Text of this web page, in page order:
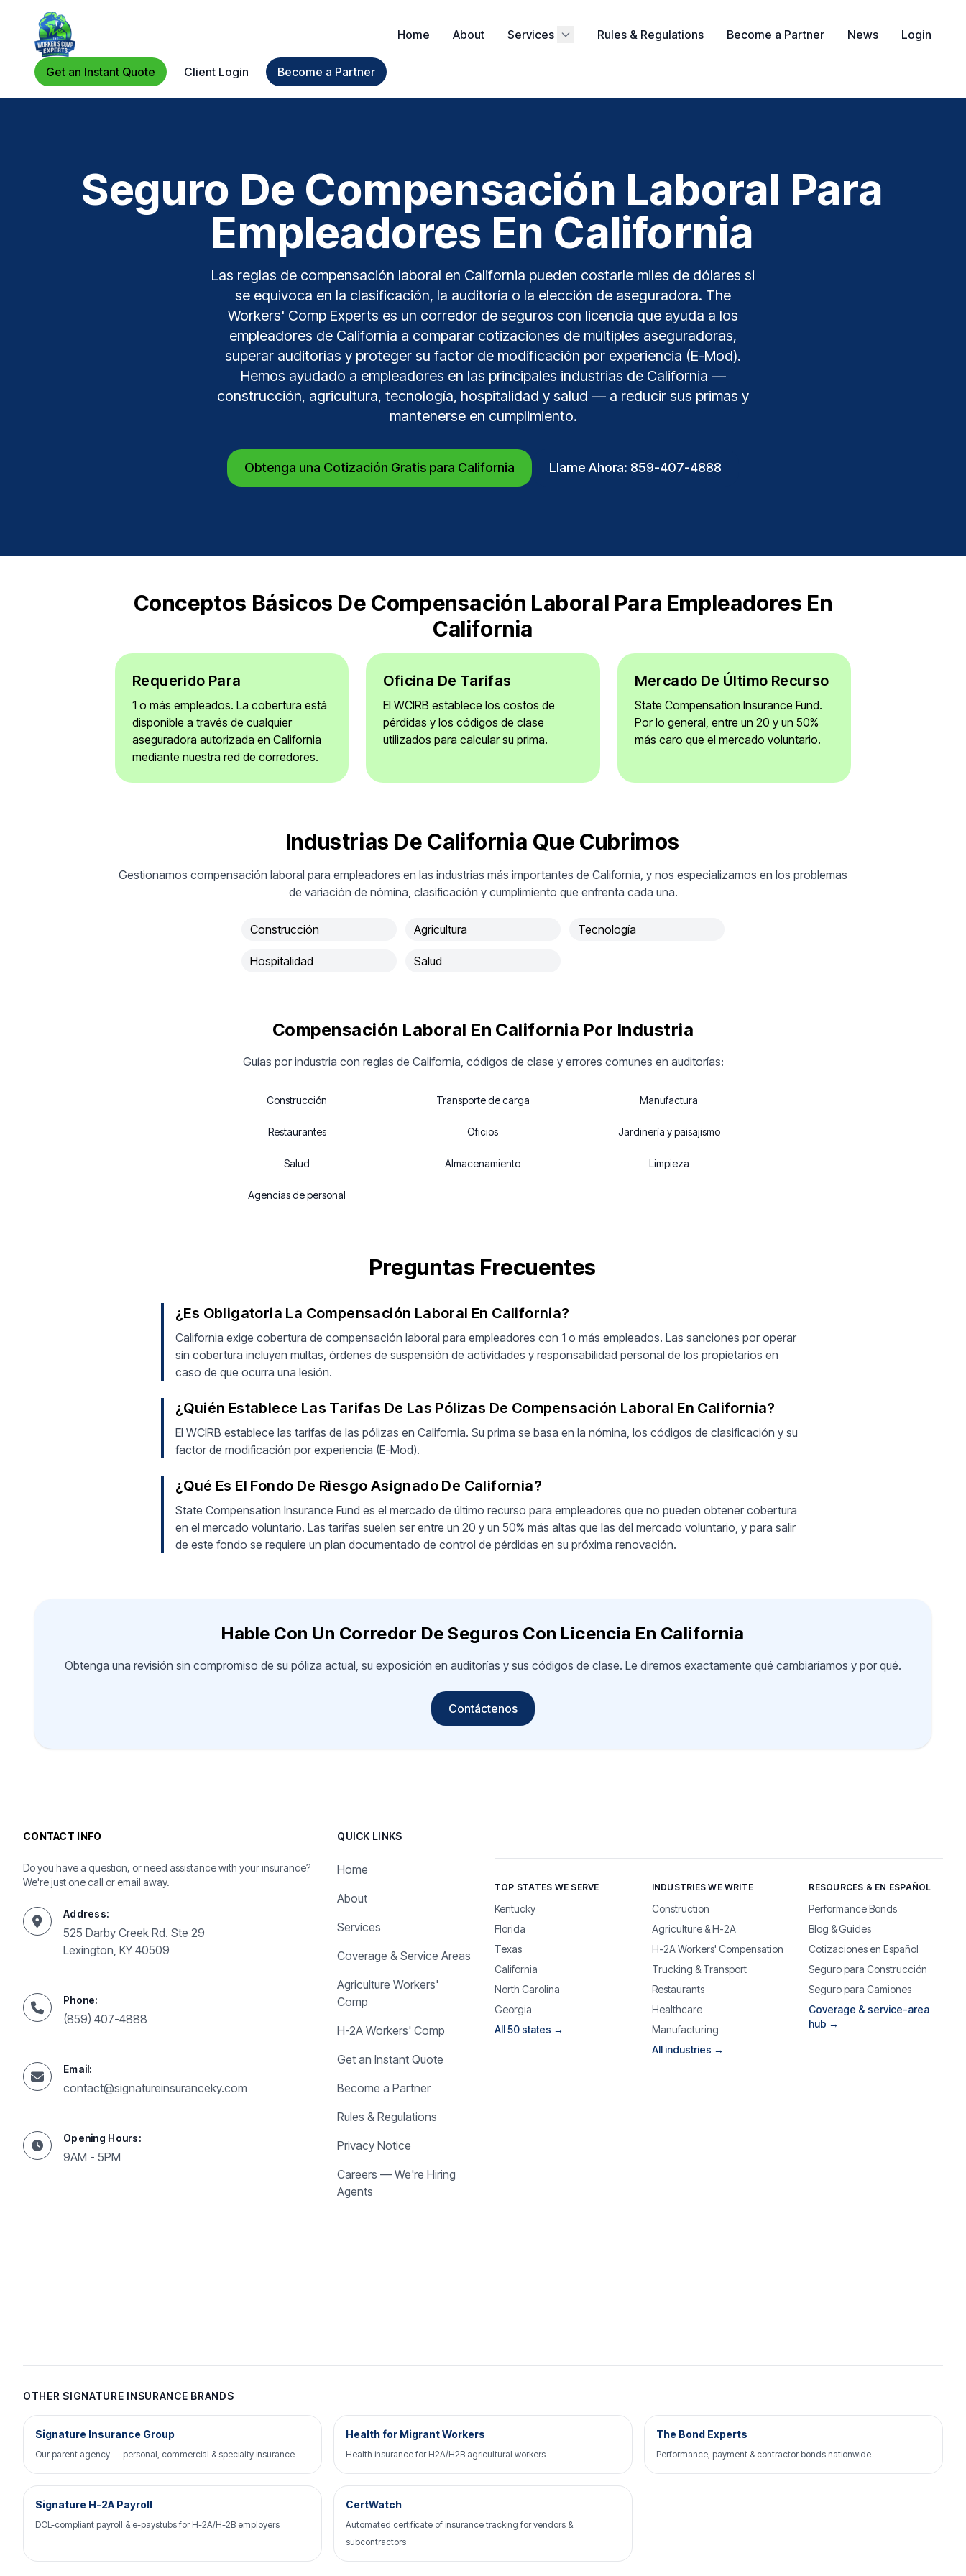
Get an Instant Quote Client Login Become a Partner
Home About Services Rules & Regulations Become a Partner News Login
Seguro De Compensación Laboral Para
Empleadores En California
Las reglas de compensación laboral en California pueden costarle miles de dólares si
se equivoca en la clasificación, la auditoría o la elección de aseguradora. The
Workers' Comp Experts es un corredor de seguros con licencia que ayuda a los
empleadores de California a comparar cotizaciones de múltiples aseguradoras,
superar auditorías y proteger su factor de modificación por experiencia (E-Mod).
Hemos ayudado a empleadores en las principales industrias de California —
construcción, agricultura, tecnología, hospitalidad y salud — a reducir sus primas y
mantenerse en cumplimiento.
Obtenga una Cotización Gratis para California Llame Ahora: 859-407-4888
Conceptos Básicos De Compensación Laboral Para Empleadores En
California
Requerido Para
1 o más empleados. La cobertura está
disponible a través de cualquier
aseguradora autorizada en California
mediante nuestra red de corredores.
Oficina De Tarifas
El WCIRB establece los costos de
pérdidas y los códigos de clase
utilizados para calcular su prima.
Mercado De Último Recurso
State Compensation Insurance Fund.
Por lo general, entre un 20 y un 50%
más caro que el mercado voluntario.
Industrias De California Que Cubrimos
Gestionamos compensación laboral para empleadores en las industrias más importantes de California, y nos especializamos en los problemas
de variación de nómina, clasificación y cumplimiento que enfrenta cada una.
Construcción Agricultura Tecnología
Hospitalidad Salud
Compensación Laboral En California Por Industria
Guías por industria con reglas de California, códigos de clase y errores comunes en auditorías:
Construcción Transporte de carga Manufactura
Restaurantes Oficios Jardinería y paisajismo
Salud Almacenamiento Limpieza
Agencias de personal
Preguntas Frecuentes
¿Es Obligatoria La Compensación Laboral En California?
California exige cobertura de compensación laboral para empleadores con 1 o más empleados. Las sanciones por operar
sin cobertura incluyen multas, órdenes de suspensión de actividades y responsabilidad personal de los propietarios en
caso de que ocurra una lesión.
¿Quién Establece Las Tarifas De Las Pólizas De Compensación Laboral En California?
El WCIRB establece las tarifas de las pólizas en California. Su prima se basa en la nómina, los códigos de clasificación y su
factor de modificación por experiencia (E-Mod).
¿Qué Es El Fondo De Riesgo Asignado De California?
State Compensation Insurance Fund es el mercado de último recurso para empleadores que no pueden obtener cobertura
en el mercado voluntario. Las tarifas suelen ser entre un 20 y un 50% más altas que las del mercado voluntario, y para salir
de este fondo se requiere un plan documentado de control de pérdidas en su próxima renovación.
Hable Con Un Corredor De Seguros Con Licencia En California
Obtenga una revisión sin compromiso de su póliza actual, su exposición en auditorías y sus códigos de clase. Le diremos exactamente qué cambiaríamos y por qué.
Contáctenos
CONTACT INFO
Do you have a question, or need assistance with your insurance?
We're just one call or email away.
Address:
525 Darby Creek Rd. Ste 29
Lexington, KY 40509
Phone:
(859) 407-4888
Email:
contact@signatureinsuranceky.com
Opening Hours:
9AM - 5PM
QUICK LINKS
Home
About
Services
Coverage & Service Areas
Agriculture Workers'
Comp
H-2A Workers' Comp
Get an Instant Quote
Become a Partner
Rules & Regulations
Privacy Notice
Careers — We're Hiring
Agents
TOP STATES WE SERVE
Kentucky
Florida
Texas
California
North Carolina
Georgia
All 50 states →
INDUSTRIES WE WRITE
Construction
Agriculture & H-2A
H-2A Workers' Compensation
Trucking & Transport
Restaurants
Healthcare
Manufacturing
All industries →
RESOURCES & EN ESPAÑOL
Performance Bonds
Blog & Guides
Cotizaciones en Español
Seguro para Construcción
Seguro para Camiones
Coverage & service-area
hub →
OTHER SIGNATURE INSURANCE BRANDS
Signature Insurance Group
Our parent agency — personal, commercial & specialty insurance
Health for Migrant Workers
Health insurance for H2A/H2B agricultural workers
The Bond Experts
Performance, payment & contractor bonds nationwide
Signature H-2A Payroll
DOL-compliant payroll & e-paystubs for H-2A/H-2B employers
CertWatch
Automated certificate of insurance tracking for vendors &
subcontractors